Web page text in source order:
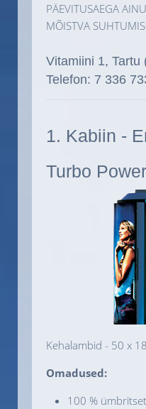
PÄEVITUSAEGA
MÕISTVA
Vitamiini 1, Tartu
Telefon: 7 336
1. Kabiin -
Turbo Power
Kehalambid - 50 x
Omadused:
100 %